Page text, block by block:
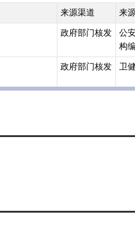
来源渠道 来
政府部门核发
公
构
政府部门核发 卫